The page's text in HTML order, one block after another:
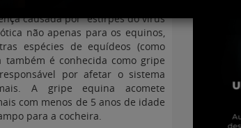
causada por estirpes do vírus
não apenas para os equinos,
espécies de equídeos (como
também é conhecida como gripe
por afetar o sistema
A gripe equina acomete
com menos de 5 anos de idade
para a cocheira.